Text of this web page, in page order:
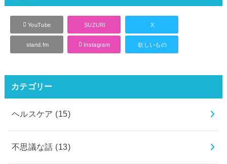
YouTube SUZURI X
stand.fm Instagram 欲しいもの
カテゴリー
ヘルスケア (15)
不思議な話 (13)